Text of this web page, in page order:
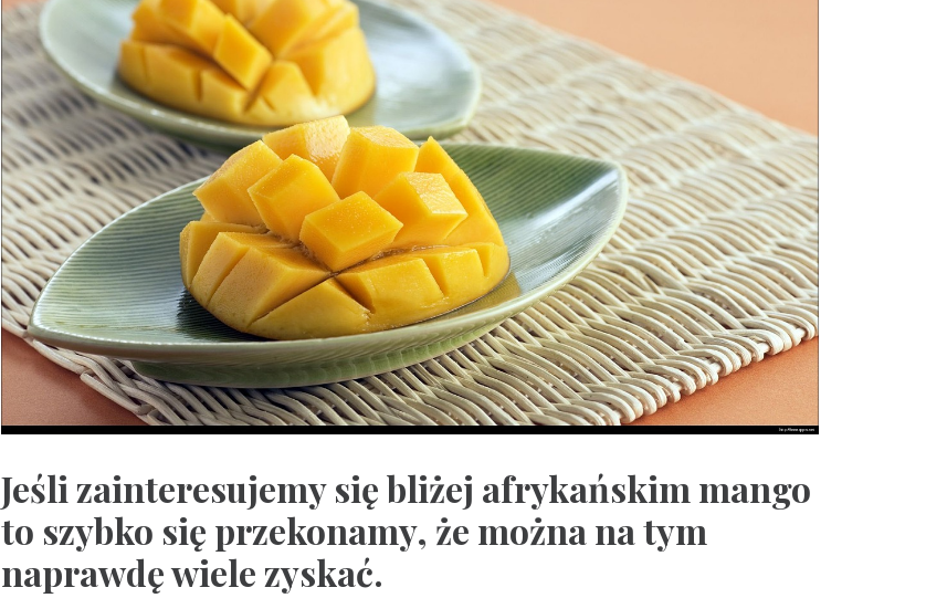
Jeśli zainteresujemy się bliżej afrykańskim mango
to szybko się przekonamy, że można na tym
naprawdę wiele zyskać.